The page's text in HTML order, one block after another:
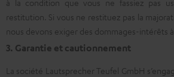
à la condition que vous ne fassiez pas
restitution. Si vous ne restituez pas la
nous devons exiger des dommages-intérêts
3. Garantie et cautionnement
La société Lautsprecher Teufel GmbH